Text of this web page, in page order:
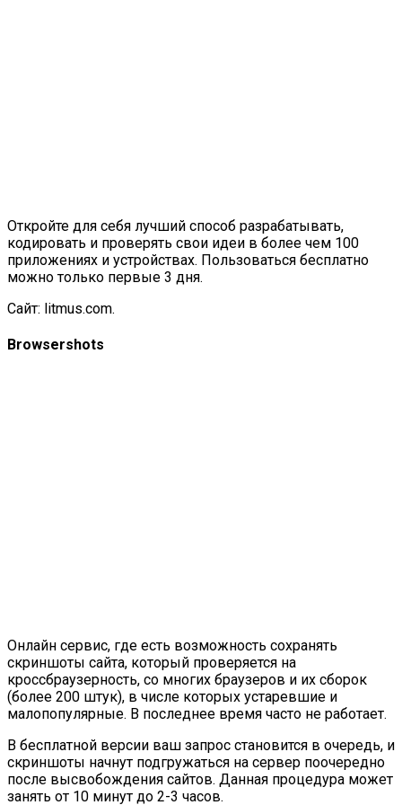
Откройте для себя лучший способ разрабатывать,
кодировать и проверять свои идеи в более чем 100
приложениях и устройствах. Пользоваться бесплатно
можно только первые 3 дня.
Сайт: litmus.com.
Browsershots
Онлайн сервис, где есть возможность сохранять
скриншоты сайта, который проверяется на
кроссбраузерность, со многих браузеров и их сборок
(более 200 штук), в числе которых устаревшие и
малопопулярные. В последнее время часто не работает.
В бесплатной версии ваш запрос становится в очередь, и
скриншоты начнут подгружаться на сервер поочередно
после высвобождения сайтов. Данная процедура может
занять от 10 минут до 2-3 часов.